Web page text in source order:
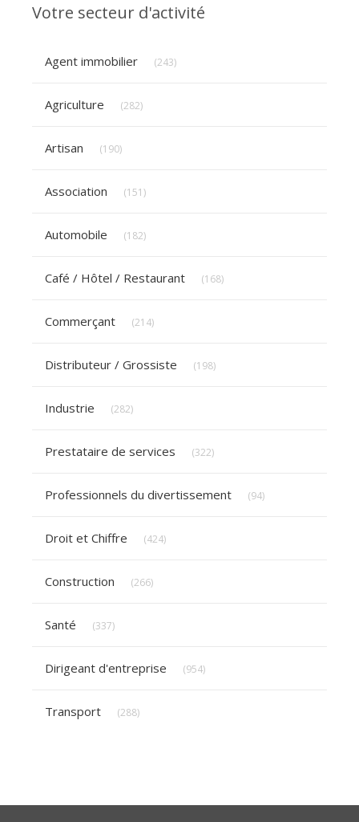
Votre secteur d'activité
Agent immobilier (243)
Agriculture (282)
Artisan (190)
Association (151)
Automobile (182)
Café / Hôtel / Restaurant (168)
Commerçant (214)
Distributeur / Grossiste (198)
Industrie (282)
Prestataire de services (322)
Professionnels du divertissement (94)
Droit et Chiffre (424)
Construction (266)
Santé (337)
Dirigeant d'entreprise (954)
Transport (288)